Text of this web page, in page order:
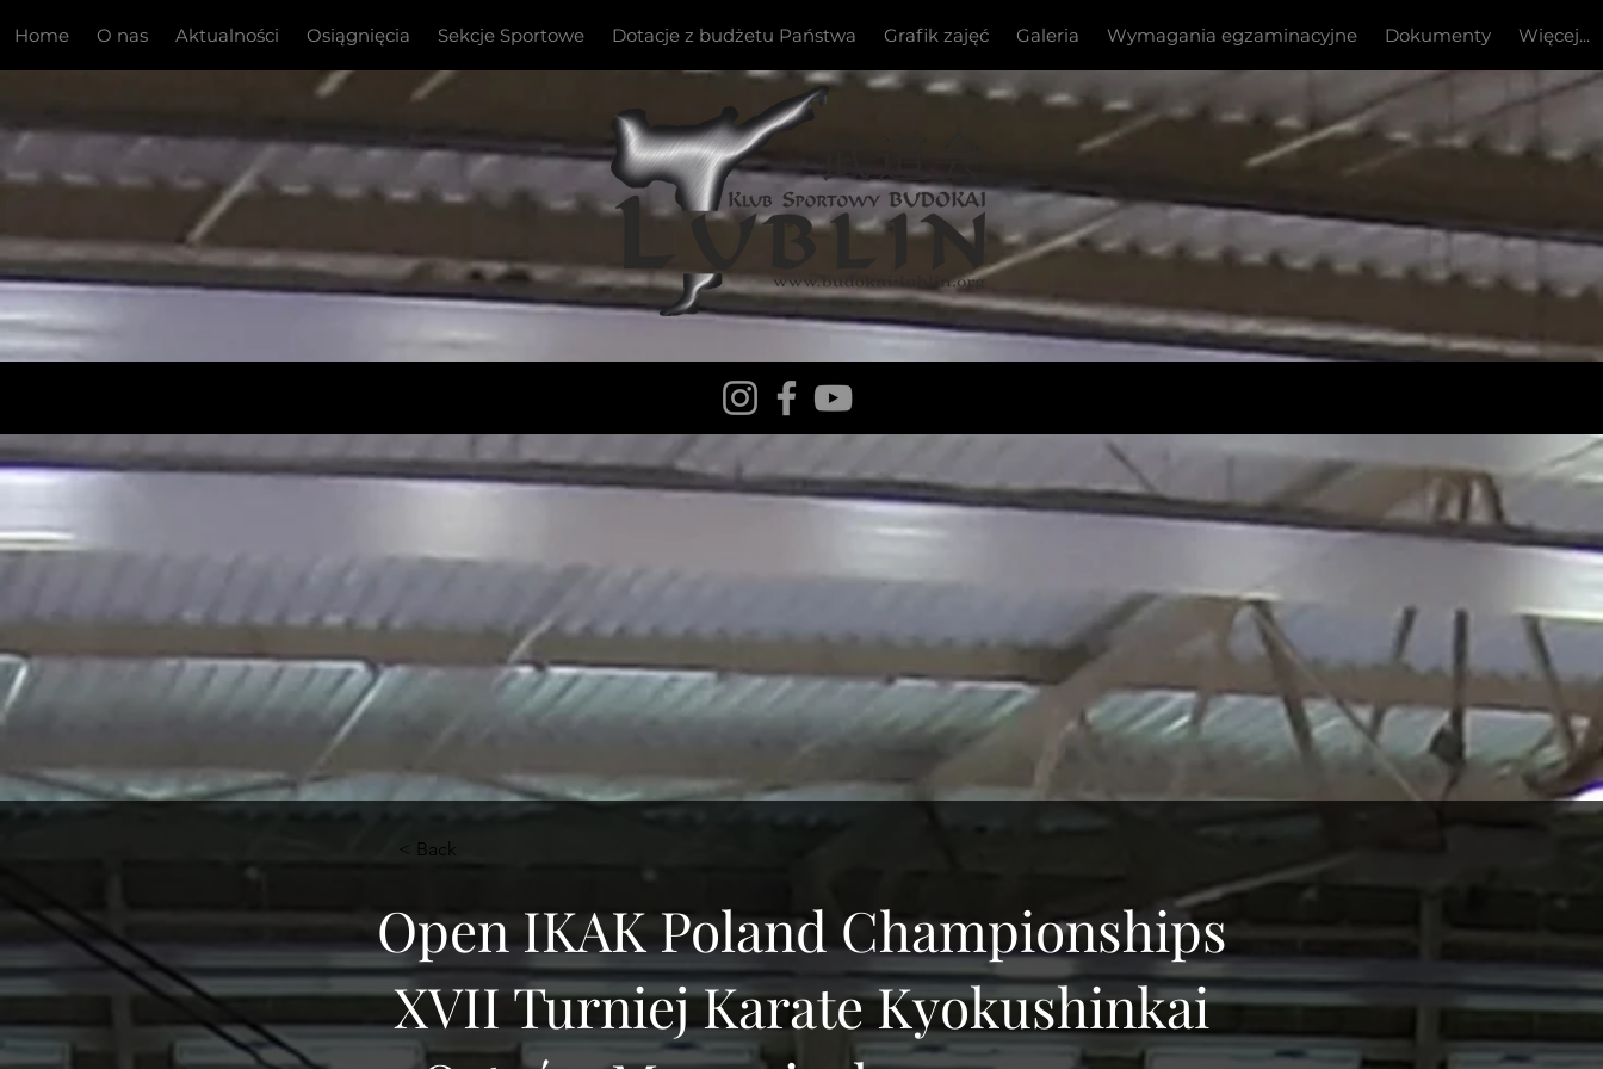
Home O nas Aktualności Osiągnięcia Sekcje Sportowe Dotacje z budżetu Państwa Grafik zajęć Galeria Wymagania egzaminacyjne Dokumenty Więcej...
< Back
Open IKAK Poland Championships
XVII Turniej Karate Kyokushinkai